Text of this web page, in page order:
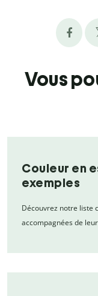
Vous
Couleur en
exemples
Découvrez notre liste
accompagnées de